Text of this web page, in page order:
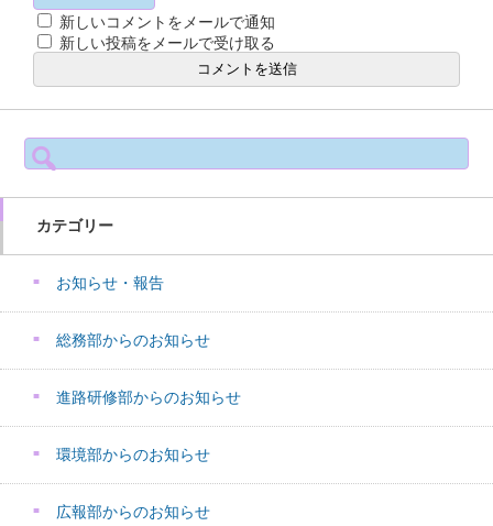
新しいコメントをメールで通知
新しい投稿をメールで受け取る
検
索:
カテゴリー
お知らせ・報告
総務部からのお知らせ
進路研修部からのお知らせ
環境部からのお知らせ
広報部からのお知らせ